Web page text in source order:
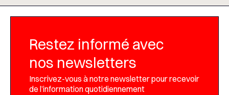
Restez informé avec
nos newsletters
Inscrivez-vous à notre newsletter pour recevoir
de l’information quotidiennement